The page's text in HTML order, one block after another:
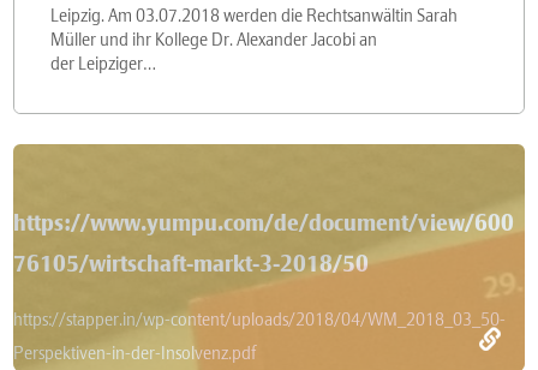
Leipzig. Am 03.07.2018 werden die Rechtsanwältin Sarah
Müller und ihr Kollege Dr. Alexander Jacobi an
der Leipziger…
https://www.yumpu.com/de/document/view/600
76105/wirtschaft-markt-3-2018/50
https://stapper.in/wp-content/uploads/2018/04/WM_2018_03_50-
Perspektiven-in-der-Insolvenz.pdf